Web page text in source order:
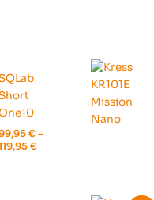
€–
€